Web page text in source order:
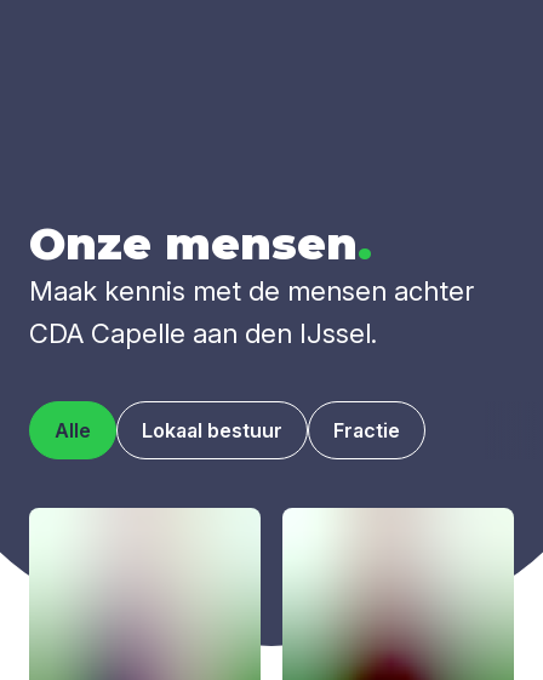
Onze men­sen.
Maak kennis met de mensen achter
CDA Capelle aan den IJssel.
Alle Lokaal bestuur Fractie